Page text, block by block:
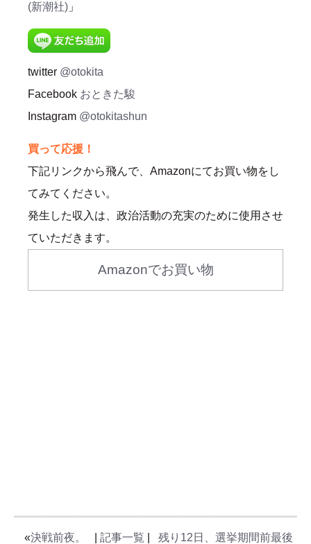
(新潮社) 」
twitter @otokita
Facebook おときた駿
Instagram @otokitashun
買って応援！
下記リンクから飛んで、Amazonにてお買い物をし
てみてください。
発生した収入は、政治活動の充実のために使用させ
ていただきます。
Amazonでお買い物
«決戦前夜。 記事一覧
残り12日、選挙期間前最後